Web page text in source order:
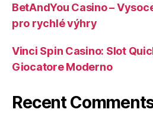
BetAndYou Casino –
pro rychlé výhry
Vinci Spin Casino: Slot
Giocatore Moderno
Recent